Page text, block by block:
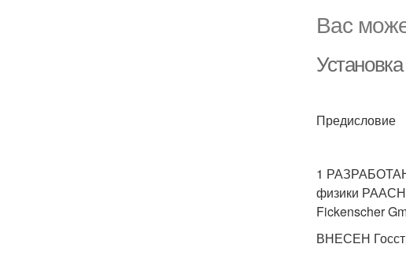
Вас
Предисловие
1 РАЗРАБОТАН
физики РААСН
Fickenscher
ВНЕСЕН